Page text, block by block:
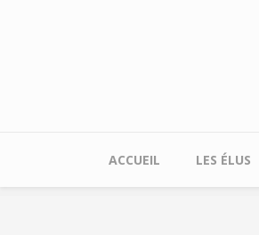
ACCUEIL LES ÉLUS